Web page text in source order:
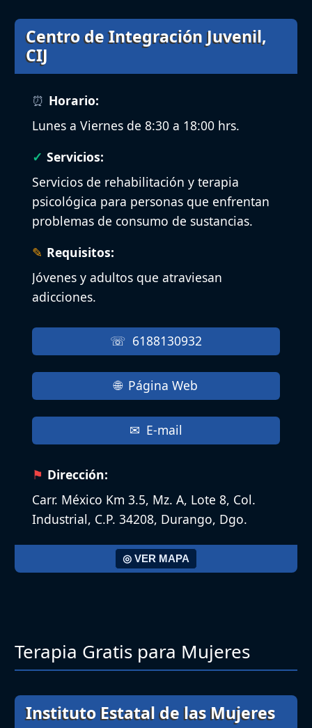
Centro de Integración Juvenil,
CIJ
Horario:
Lunes a Viernes de 8:30 a 18:00 hrs.
Servicios:
Servicios de rehabilitación y terapia
psicológica para personas que enfrentan
problemas de consumo de sustancias.
Requisitos:
Jóvenes y adultos que atraviesan
adicciones.
6188130932
Página Web
E-mail
Dirección:
Carr. México Km 3.5, Mz. A, Lote 8, Col.
Industrial, C.P. 34208, Durango, Dgo.
◎ VER MAPA
Terapia Gratis para Mujeres
Instituto Estatal de las Mujeres